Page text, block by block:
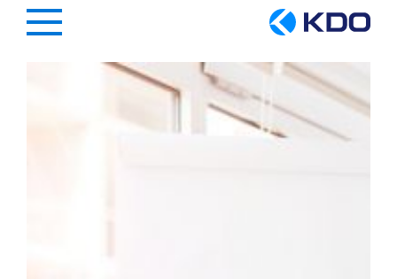
Hauptregion der Seite anspringen